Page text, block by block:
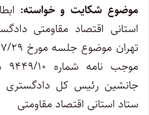
موضوع شکایت و خواسته:
استانی اقتصاد مقاومتی
جانشین رئیس کل دادگستری
ستاد استانی اقتصاد مقاومتی